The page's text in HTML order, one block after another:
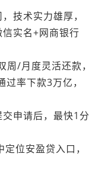
技术实力雄厚，
实名+网商银行
/月度灵活还款，
率下款3万亿，
申请后，最快1分
位安盈贷入口，